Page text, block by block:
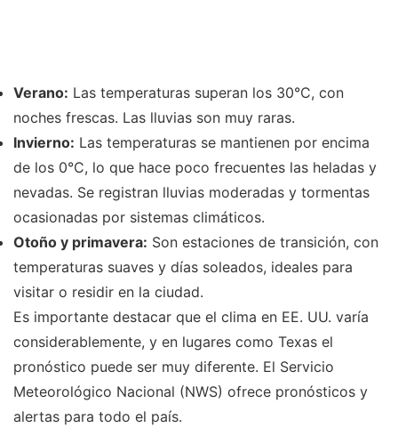
Verano: Las temperaturas superan los 30°C, con
noches frescas. Las lluvias son muy raras.
Invierno: Las temperaturas se mantienen por encima
de los 0°C, lo que hace poco frecuentes las heladas y
nevadas. Se registran lluvias moderadas y tormentas
ocasionadas por sistemas climáticos.
Otoño y primavera: Son estaciones de transición, con
temperaturas suaves y días soleados, ideales para
visitar o residir en la ciudad.
Es importante destacar que el clima en EE. UU. varía
considerablemente, y en lugares como Texas el
pronóstico puede ser muy diferente. El Servicio
Meteorológico Nacional (NWS) ofrece pronósticos y
alertas para todo el país.